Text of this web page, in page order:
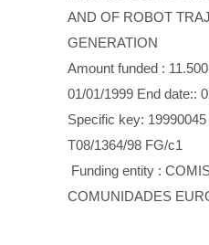
AND OF ROBOT
GENERATION
Amount funded :
01/01/1999 End date::
Specific key:
T08/1364/98 FG/c1
Funding entity :
COMUNIDADES